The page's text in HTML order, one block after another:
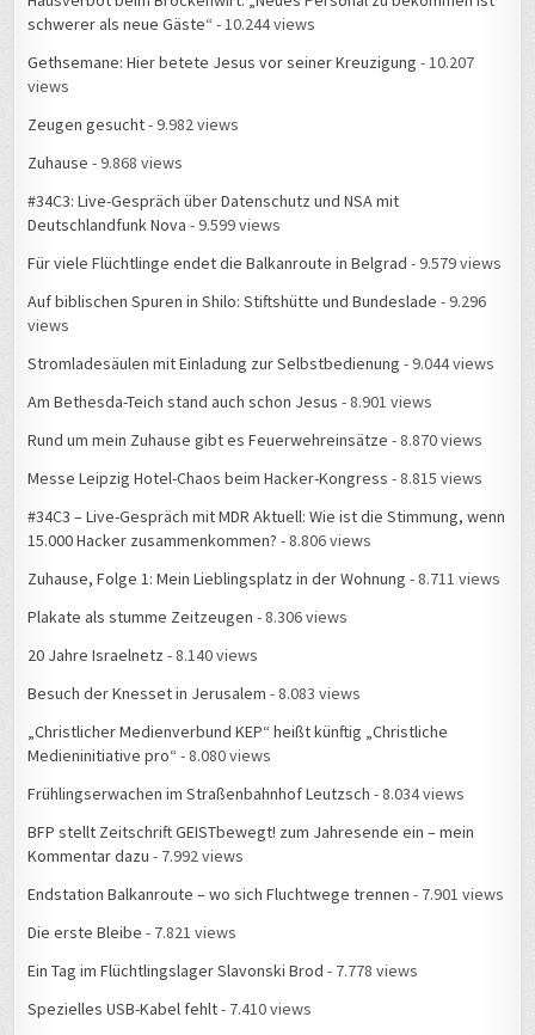
schwerer als neue Gäste“ - 10.244 views
Gethsemane: Hier betete Jesus vor seiner Kreuzigung - 10.207
views
Zeugen gesucht- 9.982 views
Zuhause - 9.868 views
#34C3: Live-Gespräch über Datenschutz und NSA mit
Deutschlandfunk Nova - 9.599 views
Für viele Flüchtlinge endet die Balkanroute in Belgrad - 9.579 views
Auf biblischen Spuren in Shilo: Stiftshütte und Bundeslade - 9.296
views
Stromladesäulen mit Einladung zur Selbstbedienung - 9.044 views
Am Bethesda-Teich stand auch schon Jesus - 8.901 views
Rund um mein Zuhause gibt es Feuerwehreinsätze - 8.870 views
Messe Leipzig Hotel-Chaos beim Hacker-Kongress - 8.815 views
#34C3 – Live-Gespräch mit MDR Aktuell: Wie ist die Stimmung, wenn
15.000 Hacker zusammenkommen? - 8.806 views
Zuhause, Folge 1: Mein Lieblingsplatz in der Wohnung - 8.711 views
Plakate als stumme Zeitzeugen - 8.306 views
20 Jahre Israelnetz - 8.140 views
Besuch der Knesset in Jerusalem - 8.083 views
„Christlicher Medienverbund KEP“ heißt künftig „Christliche
Medieninitiative pro“ - 8.080 views
Frühlingserwachen im Straßenbahnhof Leutzsch - 8.034 views
BFP stellt Zeitschrift GEISTbewegt! zum Jahresende ein – mein
Kommentar dazu - 7.992 views
Endstation Balkanroute – wo sich Fluchtwege trennen - 7.901 views
Die erste Bleibe - 7.821 views
Ein Tag im Flüchtlingslager Slavonski Brod - 7.778 views
Spezielles USB-Kabel fehlt- 7.410 views